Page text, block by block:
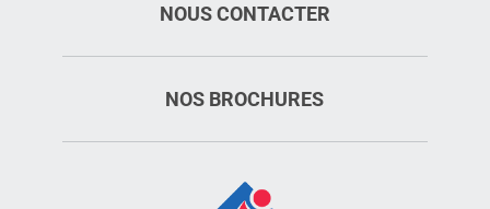
NOUS CONTACTER
NOS BROCHURES